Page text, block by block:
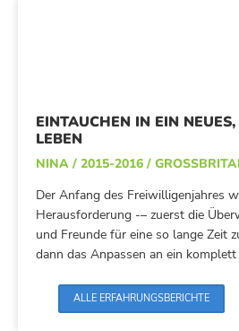
EINTAUCHEN IN EIN
LEBEN
NINA / 2015-2016 /
Der Anfang des Freiwilligenjahres
Herausforderung -– zuerst die
und Freunde für eine so lange Zeit
dann das Anpassen an ein komplett
ALLE ERFAHRUNGSBERICHTE